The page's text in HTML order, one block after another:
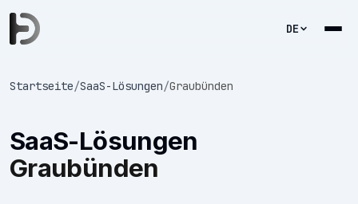
DE
Startseite/SaaS-Lösungen/Graubünden
SaaS-Lösungen
Graubünden